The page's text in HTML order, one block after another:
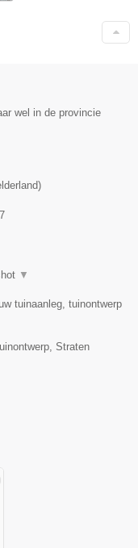
wel in de provincie
)
▼
tuinaanleg, tuinontwerp
Straten